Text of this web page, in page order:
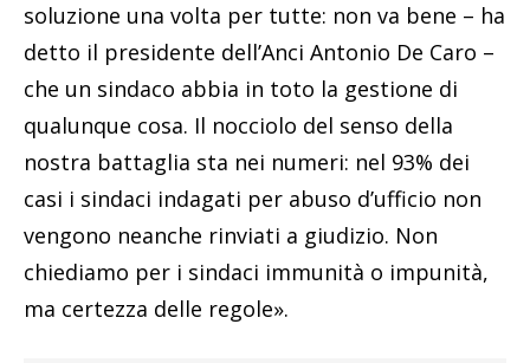
soluzione una volta per tutte: non va bene – ha
detto il presidente dell’Anci Antonio De Caro –
che un sindaco abbia in toto la gestione di
qualunque cosa. Il nocciolo del senso della
nostra battaglia sta nei numeri: nel 93% dei
casi i sindaci indagati per abuso d’ufficio non
vengono neanche rinviati a giudizio. Non
chiediamo per i sindaci immunità o impunità,
ma certezza delle regole».